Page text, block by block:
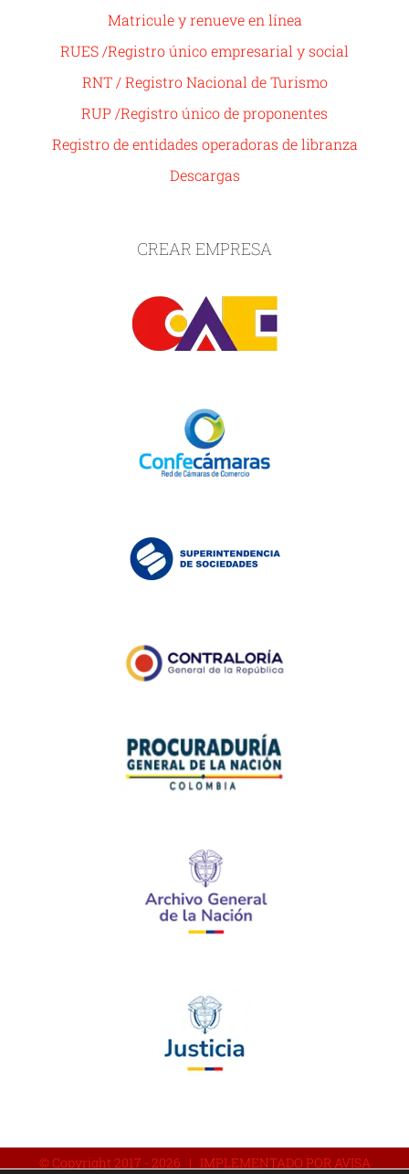
Matricule y renueve en línea
RUES /Registro único empresarial y social
RNT / Registro Nacional de Turismo
RUP /Registro único de proponentes
Registro de entidades operadoras de libranza
Descargas
CREAR EMPRESA
© Copyright 2017 - 2026 | IMPLEMENTADO POR AVISA